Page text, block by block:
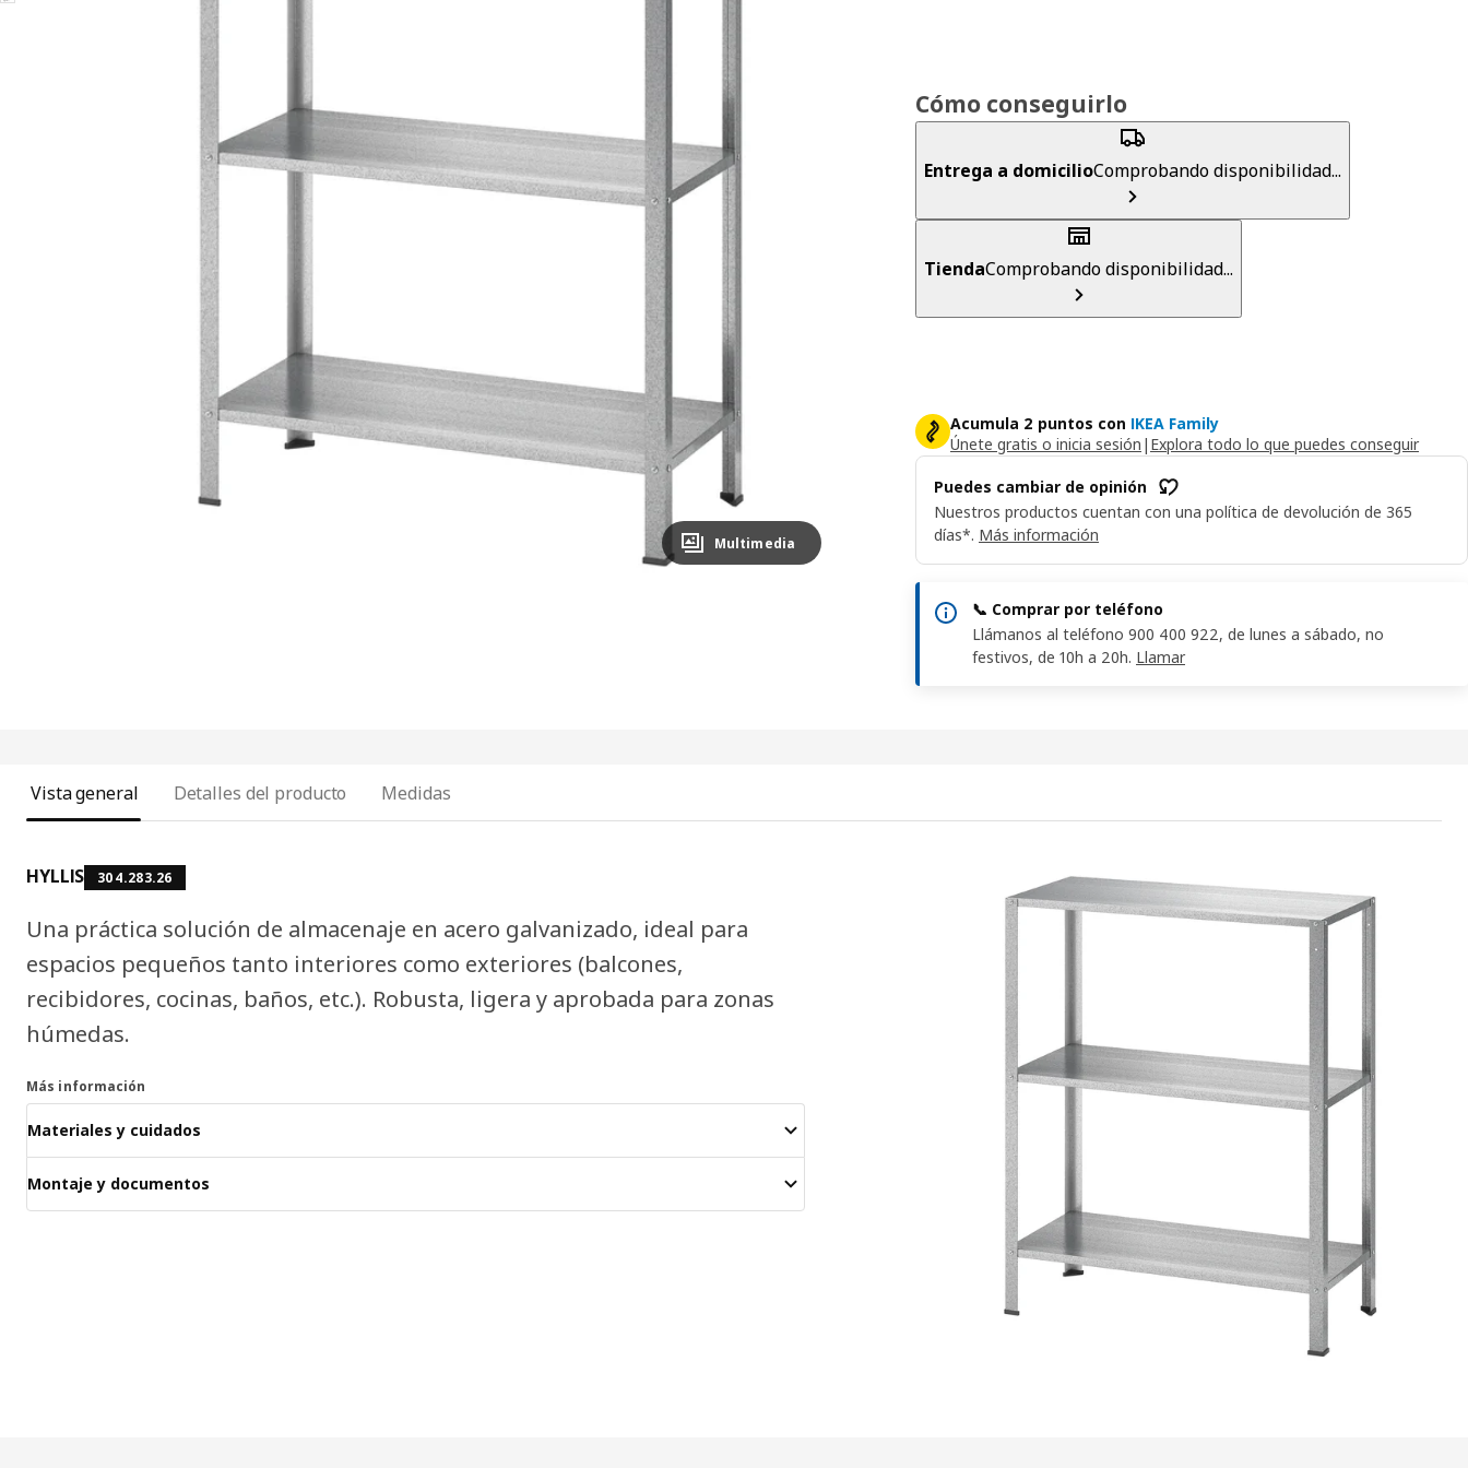
Image zoomed out, normal view
Multimedia
Cómo conseguirlo
Entrega a domicilioComprobando disponibilidad...
TiendaComprobando disponibilidad...
Acumula 2 puntos con IKEA Family
Únete gratis o inicia sesión | Explora todo lo que puedes conseguir
Puedes cambiar de opinión
Nuestros productos cuentan con una política de devolución de 365
días*. Más información
📞 Comprar por teléfono
Llámanos al teléfono 900 400 922, de lunes a sábado, no
festivos, de 10h a 20h. Llamar
Vista general Detalles del producto Medidas
HYLLIS 304.283.26
Una práctica solución de almacenaje en acero galvanizado, ideal para
espacios pequeños tanto interiores como exteriores (balcones,
recibidores, cocinas, baños, etc.). Robusta, ligera y aprobada para zonas
húmedas.
Más información
Materiales y cuidados
Montaje y documentos